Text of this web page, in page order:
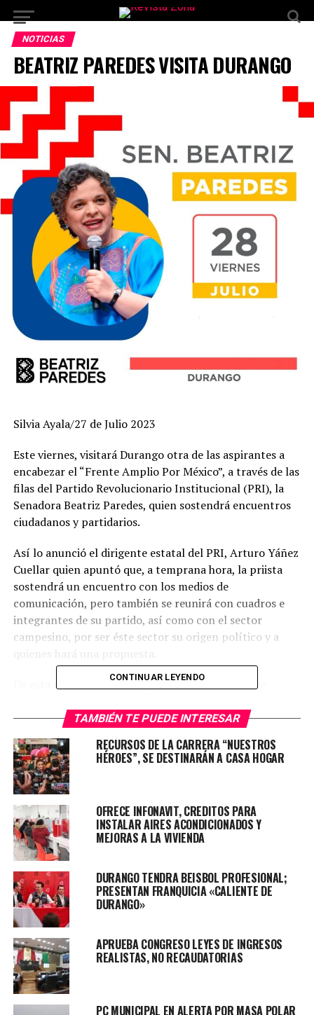
NOTICIAS
BEATRIZ PAREDES VISITA DURANGO
Silvia Ayala/27 de Julio 2023
Este viernes, visitará Durango otra de las aspirantes a
encabezar el “Frente Amplio Por México”, a través de las
filas del Partido Revolucionario Institucional (PRI), la
Senadora Beatriz Paredes, quien sostendrá encuentros
ciudadanos y partidarios.
Así lo anunció el dirigente estatal del PRI, Arturo Yáñez
Cuellar quien apuntó que, a temprana hora, la priista
sostendrá un encuentro con los medios de
comunicación, pero también se reunirá con cuadros e
integrantes de su partido, así como con el sector
campesino, por ser éste sector su origen político y a
De esta manera sería la segunda ocasión en la que
Por México, pues cabe recordar que la semana anterior
estuvo en este Estado, Enrique de la Madrid.
TOPICS RELACIONADOS:
UP NEXT
VISITAS DE AMLO A DURANGO, SON INFRUCTUOSAS: PRD
NO DEJES DE VER
CONGRESO AVANZA TRABAJOS EN MATERIA ELECTORAL
CONTINUAR LEYENDO
TAMBIÉN TE PUEDE INTERESAR
RECURSOS DE LA CARRERA “NUESTROS
HÉROES”, SE DESTINARÁN A CASA HOGAR
OFRECE INFONAVIT, CREDITOS PARA
INSTALAR AIRES ACONDICIONADOS Y
MEJORAS A LA VIVIENDA
DURANGO TENDRA BEISBOL PROFESIONAL;
PRESENTAN FRANQUICIA «CALIENTE DE
DURANGO»
APRUEBA CONGRESO LEYES DE INGRESOS
REALISTAS, NO RECAUDATORIAS
PC MUNICIPAL EN ALERTA POR MASA POLAR